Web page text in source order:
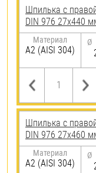
Шпилька с
DIN 976 27х440
Материал
А2 (AISI 304)
Ø
Шпилька с
DIN 976 27х460
Материал
А2 (AISI 304)
Ø